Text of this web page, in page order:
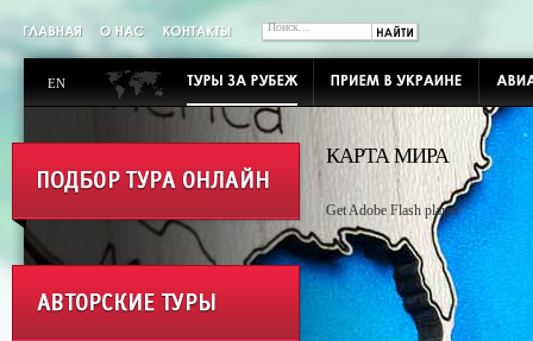
EN
КАРТА МИРА
Get Adobe Flash player